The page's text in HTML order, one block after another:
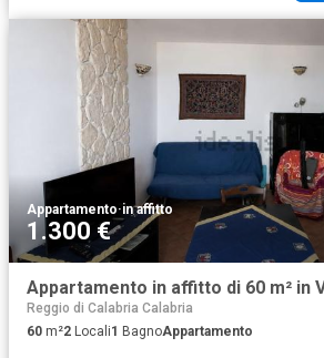
Appartamento·in affitto
1.300 €
Appartamento in affitto di 60 m² in
Reggio di Calabria Calabria
60 m²2 Locali1 BagnoAppartamento